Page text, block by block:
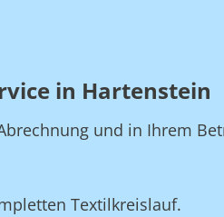
in Hartenstein
und in Ihrem
Textilkreislauf.